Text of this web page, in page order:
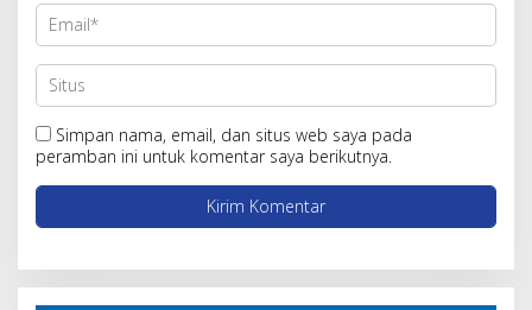
Simpan nama, email, dan situs web saya pada
peramban ini untuk komentar saya berikutnya.